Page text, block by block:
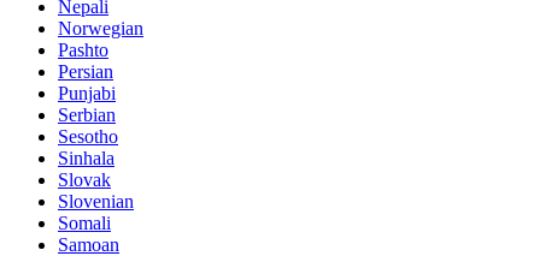
Nepali
Norwegian
Pashto
Persian
Punjabi
Serbian
Sesotho
Sinhala
Slovak
Slovenian
Somali
Samoan